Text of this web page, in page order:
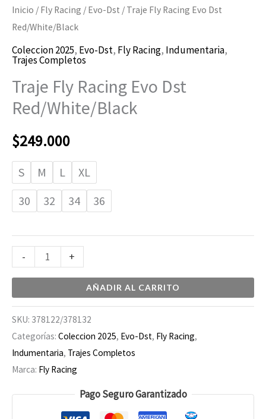
Inicio / Fly Racing / Evo-Dst / Traje Fly Racing Evo Dst
Red/White/Black
Coleccion 2025, Evo-Dst, Fly Racing, Indumentaria,
Trajes Completos
Traje Fly Racing Evo Dst
Red/White/Black
$249.000
S M L
XL
30
32 34 36
- +
AÑADIR AL CARRITO
SKU: 378122/378132
Categorías: Coleccion 2025, Evo-Dst, Fly Racing,
Indumentaria, Trajes Completos
Marca: Fly Racing
Pago Seguro Garantizado